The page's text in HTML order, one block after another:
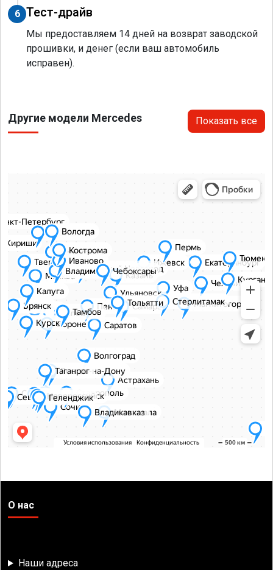
6 Тест-драйв
Мы предоставляем 14 дней на возврат заводской
прошивки, и денег (если ваш автомобиль
исправен).
Другие модели Mercedes Показать все
О нас
Наши адреса